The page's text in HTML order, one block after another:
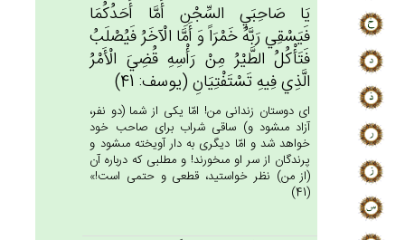
يَا صَاحِبَي‌ِ السِّجْن‌ِ أَمَّا أَحَدُكُمَا
فَيَسْقِي‌ رَبَّه‌ُ خَمْرَاً وَ أَمَّا الْآخَرُ فَيُصْلَب‌ُ
فَتَأْكُل‌ُ الطَّيْرُ مِنْ‌ رَأْسِه‌ِ قُضِي‌َ الْأَمْرُ
الَّذِي‌ فِيه‌ِ تَسْتَفْتِيَان‌ِ (يوسف: 41)
اى دوستان زندانى من! امّا يكى از شما (دو نفر،
آزاد مى‏شود و) ساقى شراب براى صاحب خود
خواهد شد و امّا ديگرى به دار آويخته مى‏شود و
پرندگان از سر او مى‏خورند! و مطلبى كه درباره آن
(از من) نظر خواستيد، قطعى و حتمى است!»
(41)